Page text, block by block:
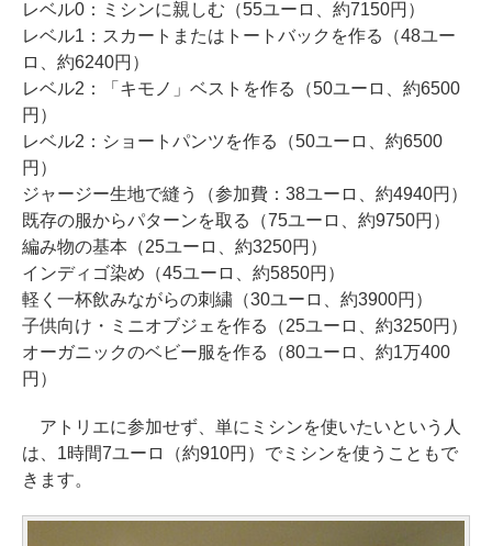
レベル0：ミシンに親しむ（55ユーロ、約7150円）
レベル1：スカートまたはトートバックを作る（48ユー
ロ、約6240円）
レベル2：「キモノ」ベストを作る（50ユーロ、約6500
円）
レベル2：ショートパンツを作る（50ユーロ、約6500
円）
ジャージー生地で縫う（参加費：38ユーロ、約4940円）
既存の服からパターンを取る（75ユーロ、約9750円）
編み物の基本（25ユーロ、約3250円）
インディゴ染め（45ユーロ、約5850円）
軽く一杯飲みながらの刺繍（30ユーロ、約3900円）
子供向け・ミニオブジェを作る（25ユーロ、約3250円）
オーガニックのベビー服を作る（80ユーロ、約1万400
円）
アトリエに参加せず、単にミシンを使いたいという人
は、1時間7ユーロ（約910円）でミシンを使うこともで
きます。